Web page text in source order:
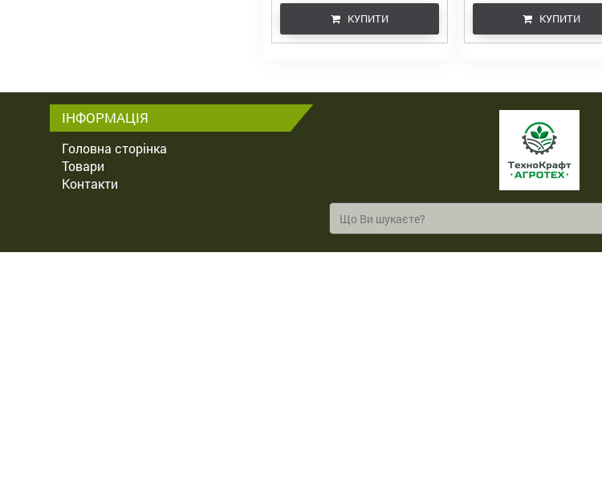
КУПИТИ КУПИТИ
ІНФОРМАЦІЯ
Головна сторінка
Товари
Контакти